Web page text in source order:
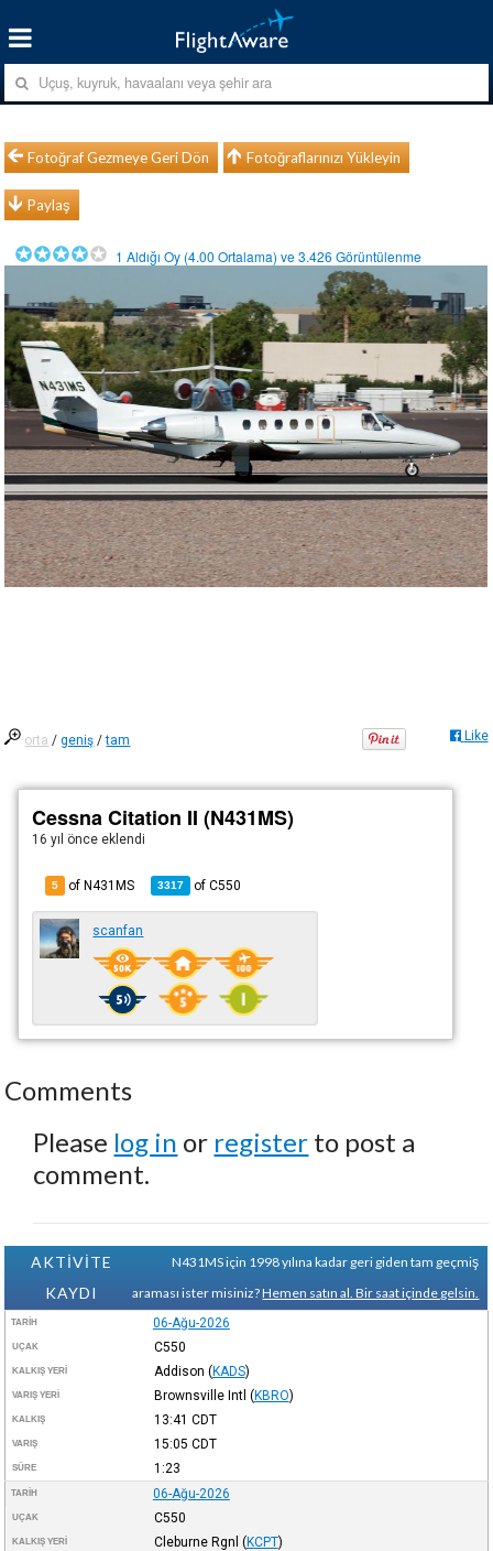
Fotoğraf Gezmeye Geri Dön Fotoğraflarınızı Yükleyin
Paylaş
1 Aldığı Oy (4.00 Ortalama) ve3.426 Görüntülenme
orta /geniş /tam Like
Cessna Citation II (N431MS)
16 yıl önce eklendi
5 of N431MS 3317 ofC550
scanfan
Comments
Please log in or register to post a
comment.
AKTİVİTE
KAYDI
N431MS için 1998 yılına kadar geri giden tam geçmiş
araması ister misiniz?Hemen satın al. Bir saat içinde gelsin.
TARIH 06-Ağu-2026
UÇAK C550
KALKIŞ YERI Addison (KADS)
VARIŞ YERI Brownsville Intl (KBRO)
KALKIŞ 13:41 CDT
VARIŞ 15:05 CDT
SÜRE 1:23
TARIH 06-Ağu-2026
UÇAK C550
KALKIŞ YERI Cleburne Rgnl (KCPT)